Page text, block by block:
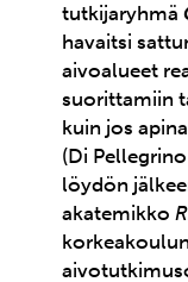
tutkijaryhmä
havaitsi
aivoalueet
suorittamiin
kuin jos
(Di
löydön
akatemikko